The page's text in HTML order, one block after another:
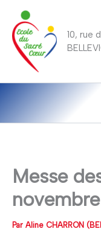
contenu
10, rue
Messe
Par Aline CHARRON